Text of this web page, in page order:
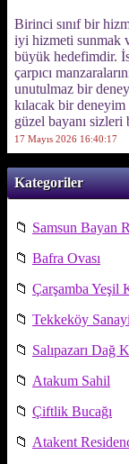
Kategoriler
📁 Samsun Bayan
📁 Bafra Ovası
📁 Çarşamba Yeşil
📁 Tekkeköy Sanayi
📁 Salıpazarı Dağ
📁 Atakum Sahil
📁 Çiftlik Bucağı
📁 Atakent
Birinci sınıf bir
iyi hizmeti sunmak
büyük hedefimdir.
çarpıcı
unutulmaz bir
kılacak bir
güzel bayanı sizleri
17 Mayıs 2026 16:40:17